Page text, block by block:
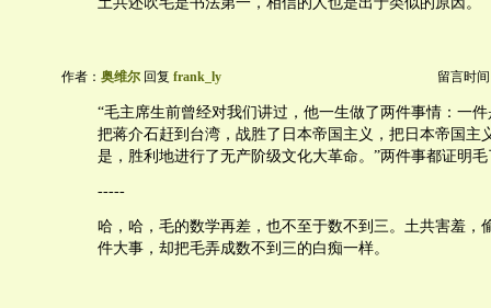
作者： 奥维尔 回复 frank_ly 留言时间
“毛主席生前曾经对我们讲过，他一生做了两件事情：一
把蒋介石赶到台湾，战胜了日本帝国主义，把日本帝国主
是，胜利地进行了无产阶级文化大革命。”两件事都证明
-----
哈，哈，毛的数学再差，也不至于数不到三。土共害羞，
件大事，却把毛弄成数不到三的白痴一样。